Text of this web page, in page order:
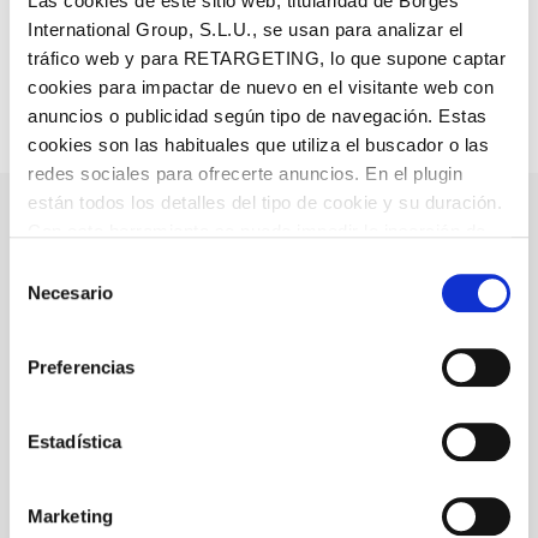
International Group, S.L.U., se usan para analizar el
tráfico web y para RETARGETING, lo que supone captar
cookies para impactar de nuevo en el visitante web con
anuncios o publicidad según tipo de navegación. Estas
cookies son las habituales que utiliza el buscador o las
redes sociales para ofrecerte anuncios. En el plugin
están todos los detalles del tipo de cookie y su duración.
la web aparece cómo evitar las cookies en el navegador.
Si se desea ver otra vez esta notificación navegar en
privado y aparecerá de nuevo. Le informamos que aún
no habiendo aceptado las cookies de analytics, Google
identifican de ninguna forma.
Necesario
Preferencias
Estadística
Marketing
Consejos de conservación
100% RPET. Almacenar en un lugar fresco y seco, lejos
de la luz solar.